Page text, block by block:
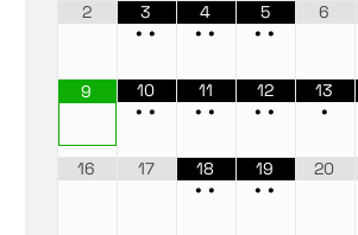
2
3
••
4
••
5
••
6
9
10
••
11
••
12
••
13
•
16 17
18
••
19
••
20